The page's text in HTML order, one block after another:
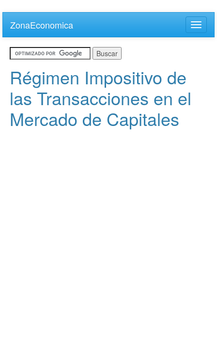
main
content
ZonaEconomica
Toggle
Régimen Impositivo de
las Transacciones en el
Mercado de Capitales